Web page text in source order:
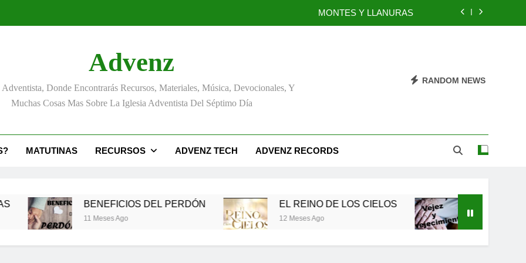
MONTES Y LLANURAS
TÚ TAMBIÉN PUEDES SER FIEL
Advenz
Donde Encontrarás Recursos, Materiales, Música, Devocionales, Y
Muchas Cosas Mas Sobre La Iglesia Adventista Del Séptimo Día
RANDOM NEWS
MATUTINAS RECURSOS ADVENZ TECH ADVENZ RECORDS
BENEFICIOS DEL PERDÓN
11 Meses Ago
EL REINO DE LOS CIELOS
12 Meses Ago
Vejez y envejecimiento
12 Meses Ago